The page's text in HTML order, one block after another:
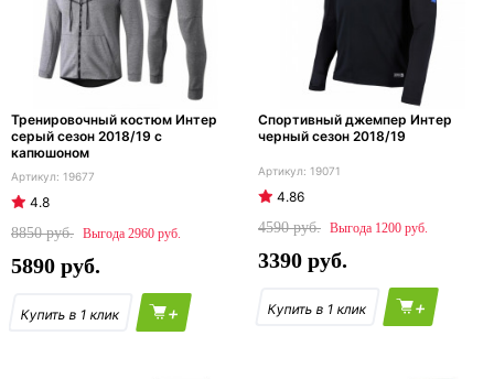
Тренировочный костюм Интер
серый сезон 2018/19 с
капюшоном
19677
4.8
8850
2960
5890
+
Спортивный джемпер Интер
черный сезон 2018/19
19071
4.86
4590
1200
3390
+